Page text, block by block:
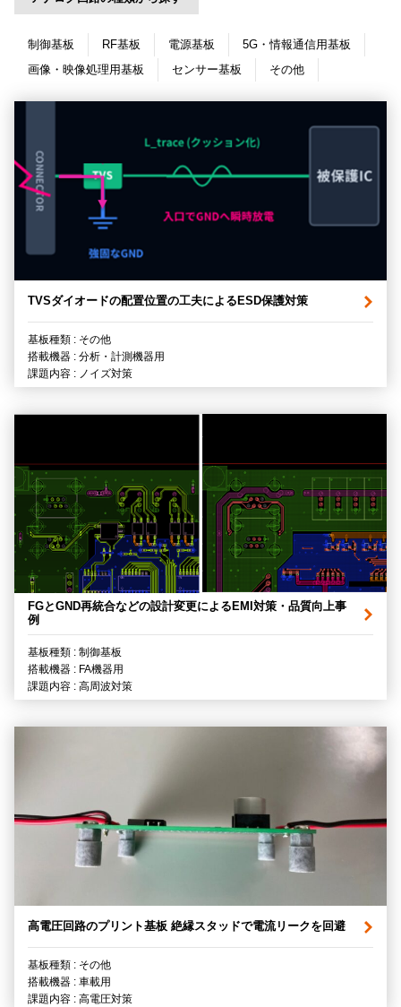
制御基板 RF基板 電源基板
5G・情報通信用基板
画像・映像処理用基板
センサー基板 その他
TVSダイオードの配置位置の工夫によるESD保護対策
基板種類 : その他
搭載機器 : 分析・計測機器用
課題内容 : ノイズ対策
FGとGND再統合などの設計変更によるEMI対策・品質向上事
例
基板種類 : 制御基板
搭載機器 : FA機器用
課題内容 : 高周波対策
高電圧回路のプリント基板 絶縁スタッドで電流リークを回避
基板種類 : その他
搭載機器 : 車載用
課題内容 : 高電圧対策